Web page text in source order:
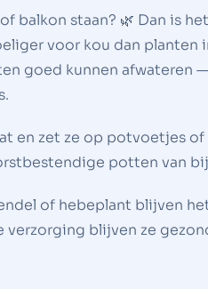
balkon staan? 🌿 Dan is
voor kou dan planten
goed kunnen afwateren
en zet ze op potvoetjes
potten van
of hebeplant blijven
blijven ze